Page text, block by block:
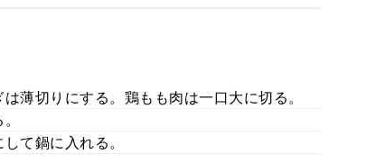
薄切りにする。鶏もも肉は一口大に切る。
て鍋に入れる。